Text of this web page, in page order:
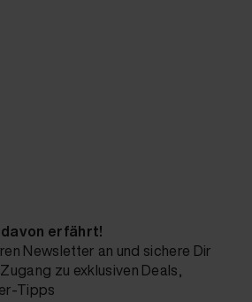
erfährt!
Newsletter an und sichere Dir
zu exklusiven Deals,
Tipps